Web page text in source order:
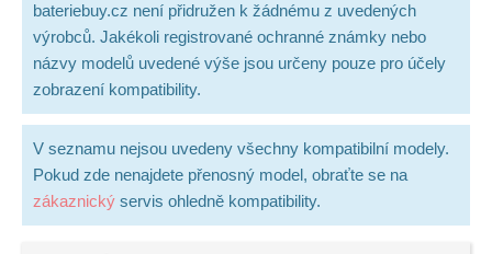
bateriebuy.cz není přidružen k žádnému z uvedených
výrobců. Jakékoli registrované ochranné známky nebo
názvy modelů uvedené výše jsou určeny pouze pro účely
zobrazení kompatibility.
V seznamu nejsou uvedeny všechny kompatibilní modely.
Pokud zde nenajdete přenosný model, obraťte se na
zákaznický servis ohledně kompatibility.